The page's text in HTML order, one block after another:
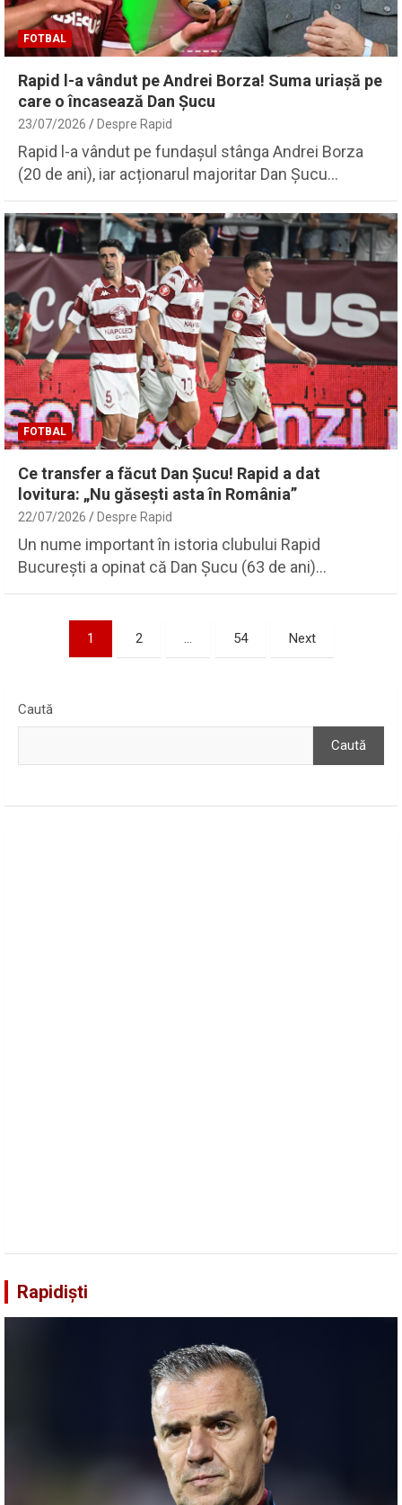
FOTBAL
Rapid l-a vândut pe Andrei Borza! Suma uriașă pe
care o încasează Dan Șucu
23/07/2026 Despre Rapid
Rapid l-a vândut pe fundașul stânga Andrei Borza
(20 de ani), iar acționarul majoritar Dan Șucu…
FOTBAL
Ce transfer a făcut Dan Șucu! Rapid a dat
lovitura: „Nu găsești asta în România”
22/07/2026 Despre Rapid
Un nume important în istoria clubului Rapid
București a opinat că Dan Șucu (63 de ani)…
Paginație
articole
1 2 54 Next
Caută
Caută
Rapidiști